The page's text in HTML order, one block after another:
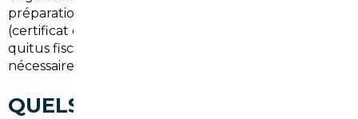
préparation des documents pour la préfecture
(certificat de dédouanement si TVA applicable,
quitus fiscal), passage au contrôle technique si
nécessaire et immatriculation en Gironde.
QUELS TYPES DE VOITURES